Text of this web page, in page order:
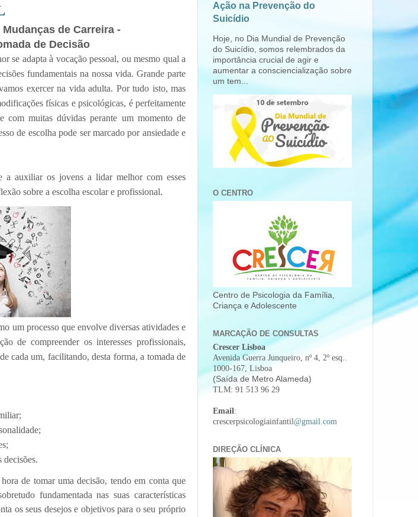
de Carreira -
de Decisão
se adapta à vocação pessoal, ou mesmo qual a
fundamentais na nossa vida. Grande parte
exercer na vida adulta. Por tudo isto, mas
físicas e psicológicas, é perfeitamente
com muitas dúvidas perante um momento de
de escolha pode ser marcado por ansiedade e
a auxiliar os jovens a lidar melhor com esses
sobre a escolha escolar e profissional.
um processo que envolve diversas atividades e
de compreender os interesses profissionais,
cada um, facilitando, desta forma, a tomada de
decisões.
de tomar uma decisão, tendo em conta que
fundamentada nas suas características
os seus desejos e objetivos para o seu próprio
Ação na Prevenção do
Suicídio
Hoje, no Dia Mundial de Prevenção
do Suicídio, somos relembrados da
importância crucial de agir e
aumentar a consciencialização sobre
um tem...
O CENTRO
Centro de Psicologia da Família,
Criança e Adolescente
MARCAÇÃO DE CONSULTAS
Crescer Lisboa
Avenida Guerra Junqueiro, nº 4, 2º esq..
1000-167, Lisboa
(Saída de Metro Alameda)
TLM: 91 513 96 29
Email:
crescerpsicologiainfantil@gmail.com
DIREÇÃO CLÍNICA